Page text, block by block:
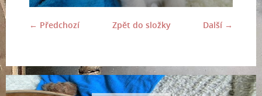
← Předchozí Další →
Zpět do složky